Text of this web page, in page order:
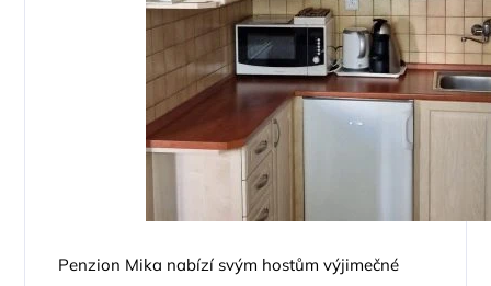
Penzion Mika nabízí svým hostům výjimečné